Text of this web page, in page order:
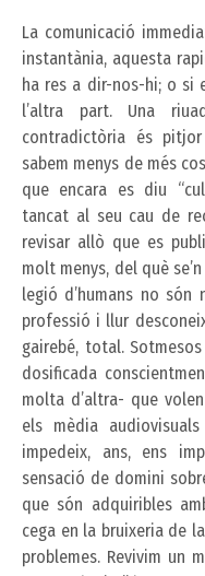
La comunicació
instantània, aquesta
ha res a dir-nos-hi; o si
l’altra part. Una
contradictòria és
sabem menys de més
que encara es diu
tancat al seu cau de
revisar allò que es
molt menys, del què
legió d’humans no
professió i llur
gairebé, total.
dosificada
molta d’altra- que
els mèdia
impedeix, ans, ens
sensació de domini
que són adquiribles
cega en la bruixeria de
problemes. Revivim un